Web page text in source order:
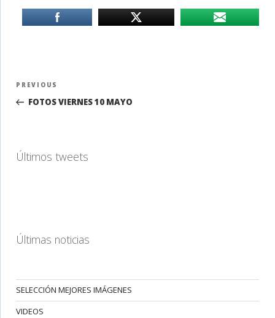
Navegación
entradas
Previous
Post
PREVIOUS
FOTOS VIERNES 10 MAYO
Últimos tweets
Últimas noticias
SELECCIÓN MEJORES IMÁGENES
VIDEOS